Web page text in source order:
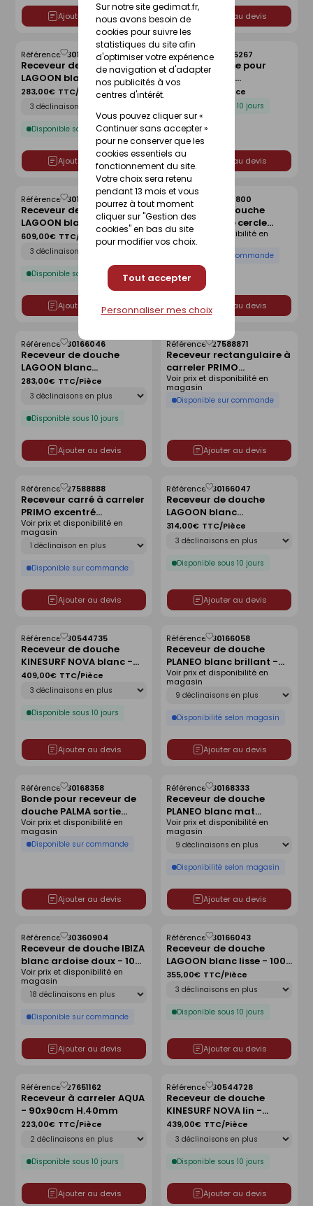
Sur notre site gedimat.fr,
nous avons besoin de
cookies pour suivre les
statistiques du site afin
d'optimiser votre expérience
de navigation et d'adapter
nos publicités à vos
centres d'intérêt.
Vous pouvez cliquer sur «
Continuer sans accepter »
pour ne conserver que les
cookies essentiels au
fonctionnement du site.
Votre choix sera retenu
pendant 13 mois et vous
pourrez à tout moment
cliquer sur "Gestion des
cookies" en bas du site
pour modifier vos choix.
Tout accepter
Personnaliser mes choix
Ajouter au devis Ajouter au devis
Receveur de douche
LAGOON blanc lisse - 90 x
90 cm
Référence :30166042
Disponible sous 10 jours
283,00€ TTC/Pièce
Ajouter au devis
Enregistrer
comme
liste
Kit de réhausse pour
receveur avec
écoulement linéaire
FUNDO - 120 x 120 cm
Référence :30005267
Disponible sous 10 jours
TTC/Pièce
Ajouter au devis
Enregistrer
comme
Receveur de douche
LAGOON blanc lisse - 140
x 90 cm
Référence :30166045
Disponible sous 10 jours
609,00€ TTC/Pièce
Ajouter au devis
Enregistrer
comme
liste
Receveur de douche
d'angle 1/4 de cercle
ARKITEKT en grès blanc -
90x90cm
Référence : 30214800
Disponible sur commande
Voir prix et disponibilité en
magasin
Ajouter au devis
Enregistrer
comme
Receveur de douche
LAGOON blanc
antidérapant - 80 x 80
cm
Référence :30166046
Disponible sous 10 jours
283,00€ TTC/Pièce
Ajouter au devis
Enregistrer
comme
liste
Receveur rectangulaire à
carreler PRIMO
polystyrène extrudé
centré haut.4cm
larg.90cm long.140cm
Référence :27588871
Disponible sur commande
Voir prix et disponibilité en
magasin
Ajouter au devis
Enregistrer
comme
liste
Receveur carré à carreler
PRIMO excentré
polystyrène extrudé
haut.4cm larg.120cm
long.120cm
Référence :27588888
Déclinaison
Disponible sur commande
Voir prix et disponibilité en
magasin
Ajouter au devis
Enregistrer
comme
liste
Receveur de douche
LAGOON blanc
antidérapant - 90 x 90
cm
Référence :30166047
Disponible sous 10 jours
314,00€ TTC/Pièce
Ajouter au devis
Enregistrer
comme
liste
Receveur de douche
KINESURF NOVA blanc -
140x90 cm
Référence :30544735
Disponible sous 10 jours
409,00€ TTC/Pièce
Ajouter au devis
Enregistrer
comme
liste
Receveur de douche
PLANEO blanc brillant -
120 x 80 cm
Référence :30166058
Déclinaison
Disponibilité selon magasin
Voir prix et disponibilité en
magasin
Ajouter au devis
Enregistrer
comme
liste
Bonde pour receveur de
douche PALMA sortie
horizontale sans capot
Référence :30168358
Disponible sur commande
Voir prix et disponibilité en
magasin
Ajouter au devis
Enregistrer
comme
liste
Receveur de douche
PLANEO blanc mat
antidérapant - 140 x 90
cm
Référence :30168333
Déclinaison
Disponibilité selon magasin
Voir prix et disponibilité en
magasin
Ajouter au devis
Enregistrer
comme
liste
Receveur de douche IBIZA
blanc ardoise doux - 100
x 100 cm
Référence :30360904
Déclinaison
Disponible sur commande
Voir prix et disponibilité en
magasin
Ajouter au devis
Enregistrer
comme
liste
Receveur de douche
LAGOON blanc lisse - 100
x 80 cm
Référence :30166043
Disponible sous 10 jours
355,00€ TTC/Pièce
Ajouter au devis
Enregistrer
comme
liste
Receveur à carreler AQUA
- 90x90cm H.40mm
Référence :27651162
Disponible sous 10 jours
223,00€ TTC/Pièce
Ajouter au devis
Enregistrer
comme
liste
Receveur de douche
KINESURF NOVA lin -
120x90 cm
Référence :30544728
Disponible sous 10 jours
439,00€ TTC/Pièce
Ajouter au devis
Enregistrer
comme
liste